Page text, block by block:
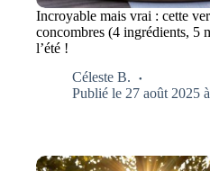
Incroyable mais vrai : cette
concombres (4 ingrédients, 5
l’été !
Céleste B.
Publié le 27 août 2025